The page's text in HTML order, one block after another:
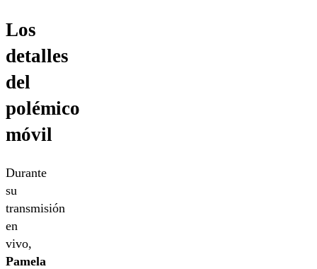
Los
detalles
del
polémico
móvil
Durante
su
transmisión
en
vivo,
Pamela